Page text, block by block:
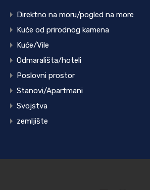
Direktno na moru/pogled na more
Kuće od prirodnog kamena
Kuće/Vile
Odmarališta/hoteli
Poslovni prostor
Stanovi/Apartmani
Svojstva
zemljište